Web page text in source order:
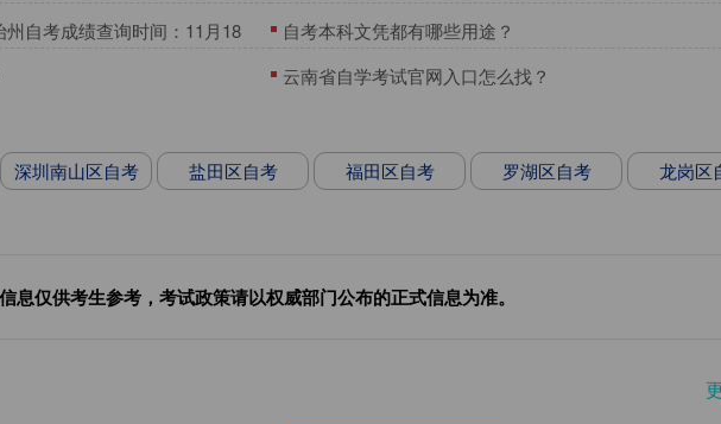
起
自考成绩查询时间：11月18
自考本科文凭都有哪些用途？
云南省自学考试官网入口怎么找？
深圳南山区自考 盐田区自考 福田区自考 罗湖区自考 龙岗区
息仅供考生参考，考试政策请以权威部门公布的正式信息为准。